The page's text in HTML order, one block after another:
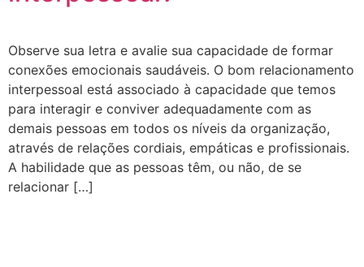
Observe sua letra e avalie sua capacidade de formar
conexões emocionais saudáveis. O bom relacionamento
interpessoal está associado à capacidade que temos
para interagir e conviver adequadamente com as
demais pessoas em todos os níveis da organização,
através de relações cordiais, empáticas e profissionais.
A habilidade que as pessoas têm, ou não, de se
relacionar […]